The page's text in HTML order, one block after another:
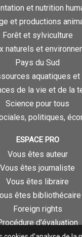
et nutrition
et productions
Forêt et sylviculture
naturels et
Pays du Sud
aquatiques et
de la vie et de la
Science pour tous
politiques,
ESPACE PRO
Vous êtes auteur
Vous êtes journaliste
Vous êtes libraire
êtes bibliothécaire
Foreign rights
d'évaluation